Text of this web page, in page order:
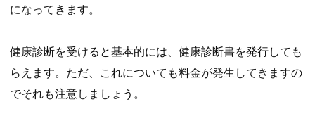
になってきます。
健康診断を受けると基本的には、健康診断書を発行しても
らえます。ただ、これについても料金が発生してきますの
でそれも注意しましょう。